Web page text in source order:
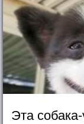
Эта